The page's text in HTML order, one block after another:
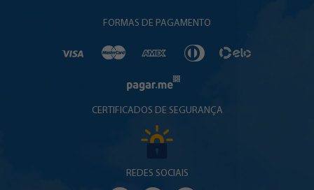
FORMAS DE PAGAMENTO
CERTIFICADOS DE SEGURANÇA
REDES SOCIAIS